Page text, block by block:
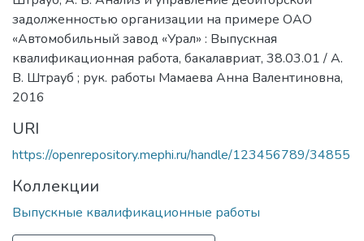
задолженностью организации на примере ОАО
«Автомобильный завод «Урал» : Выпускная
квалификационная работа, бакалавриат, 38.03.01 / А.
В. Штрауб ; рук. работы Мамаева Анна Валентиновна,
2016
URI
https://openrepository.mephi.ru/handle/123456789/34855
Коллекции
Выпускные квалификационные работы